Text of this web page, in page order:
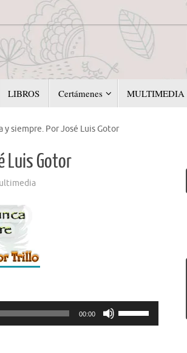
LIBROS Certámenes MULTIMEDIA
y siempre. Por José Luis Gotor
Luis Gotor
00:00
las